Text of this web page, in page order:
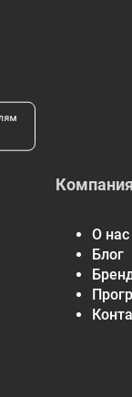
Компания
О нас
Блог